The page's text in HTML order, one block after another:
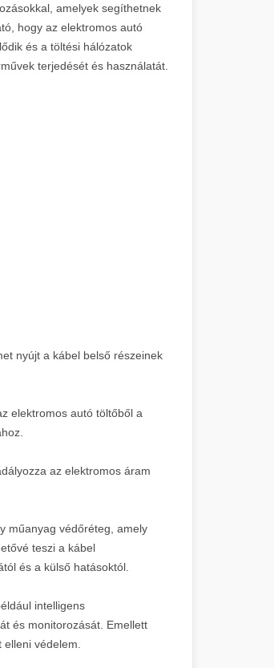
amelyek segíthetnek
hogy az elektromos autó
és a töltési hálózatok
terjedését és használatát.
nyújt a kábel belső részeinek
elektromos autó töltőből a
az elektromos áram
műanyag védőréteg, amely
teszi a kábel
és a külső hatásoktól.
intelligens
és monitorozását. Emellett
védelem.